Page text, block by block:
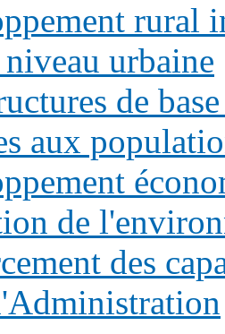
rural
urbaine
de
aux
de
des